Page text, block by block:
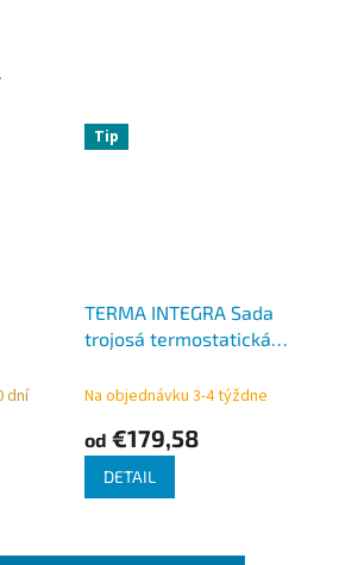
dní
Tip
TERMA INTEGRA Sada
trojosá termostatická
možnosťou napojenia
ventil TGETINTE, rôzne
farby
Na objednávku 3-4 týždne
od €179,58
DETAIL